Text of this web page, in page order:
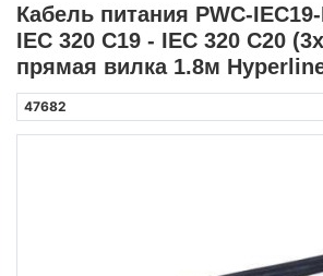
Кабель питания PWC-
IEC 320 C19 - IEC 320 C20
прямая вилка 1.8м
47682